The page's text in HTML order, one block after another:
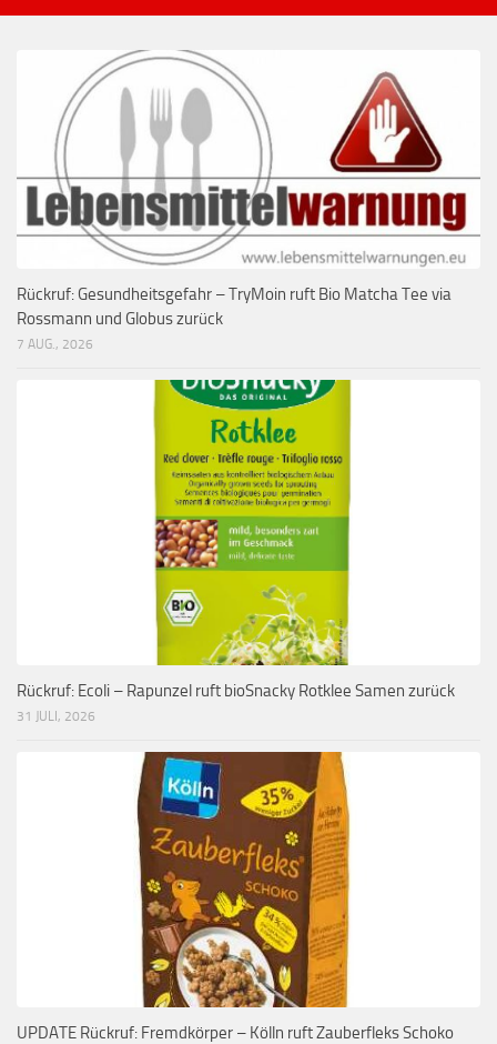
Rückruf: Gesundheitsgefahr – TryMoin ruft Bio Matcha Tee via
Rossmann und Globus zurück
7 AUG., 2026
Rückruf: Ecoli – Rapunzel ruft bioSnacky Rotklee Samen zurück
31 JULI, 2026
UPDATE Rückruf: Fremdkörper – Kölln ruft Zauberfleks Schoko